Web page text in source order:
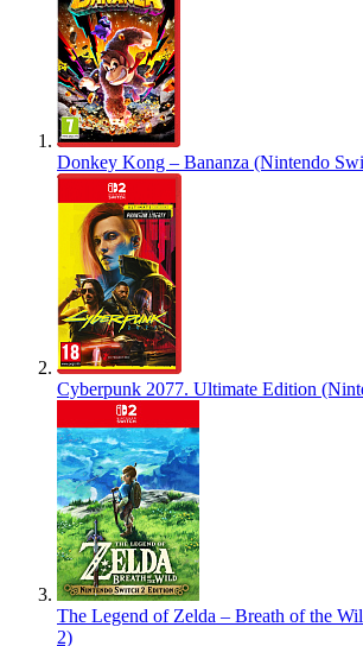
Donkey Kong – Bananza (Nintendo
Cyberpunk 2077. Ultimate Edition
The Legend of Zelda – Breath of the
2)